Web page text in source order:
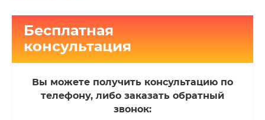
Бесплатная
консультация
Вы можете получить консультацию по
телефону, либо заказать обратный
звонок: